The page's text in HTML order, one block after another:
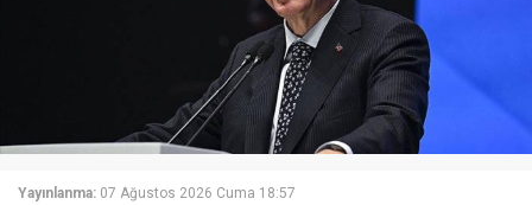
Yayınlanma: 07 Ağustos 2026 Cuma 18:57